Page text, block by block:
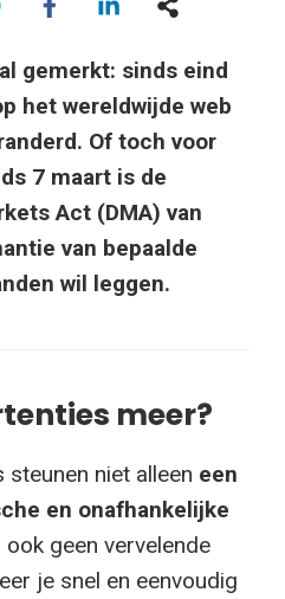
gemerkt: sinds eind
het wereldwijde web
Of toch voor
7 maart is de
Act (DMA) van
van bepaalde
wil leggen.
meer?
steunen niet alleen een
en onafhankelijke
ook geen vervelende
je snel en eenvoudig